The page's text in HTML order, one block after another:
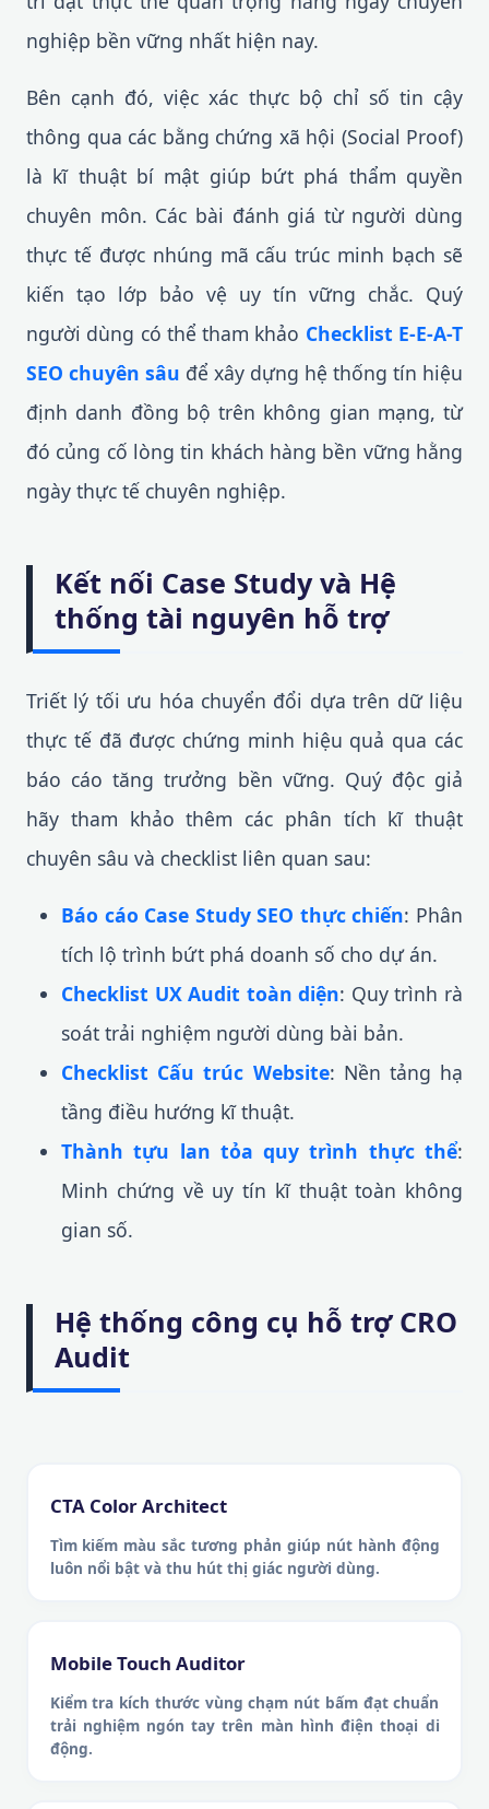
nghiệp bền vững nhất hiện nay.
Bên cạnh đó, việc xác thực bộ chỉ số tin cậy
thông qua các bằng chứng xã hội (Social Proof)
là kĩ thuật bí mật giúp bứt phá thẩm quyền
chuyên môn. Các bài đánh giá từ người dùng
thực tế được nhúng mã cấu trúc minh bạch sẽ
kiến tạo lớp bảo vệ uy tín vững chắc. Quý
người dùng có thể tham khảo Checklist E-E-A-T
SEO chuyên sâu để xây dựng hệ thống tín hiệu
định danh đồng bộ trên không gian mạng, từ
đó củng cố lòng tin khách hàng bền vững hằng
ngày thực tế chuyên nghiệp.
Kết nối Case Study và Hệ
thống tài nguyên hỗ trợ
Triết lý tối ưu hóa chuyển đổi dựa trên dữ liệu
thực tế đã được chứng minh hiệu quả qua các
báo cáo tăng trưởng bền vững. Quý độc giả
hãy tham khảo thêm các phân tích kĩ thuật
chuyên sâu và checklist liên quan sau:
Báo cáo Case Study SEO thực chiến: Phân
tích lộ trình bứt phá doanh số cho dự án.
Checklist UX Audit toàn diện: Quy trình rà
soát trải nghiệm người dùng bài bản.
Checklist Cấu trúc Website: Nền tảng hạ
tầng điều hướng kĩ thuật.
Thành tựu lan tỏa quy trình thực thể:
Minh chứng về uy tín kĩ thuật toàn không
gian số.
Hệ thống công cụ hỗ trợ CRO
Audit
CTA Color Architect
Tìm kiếm màu sắc tương phản giúp nút hành động
luôn nổi bật và thu hút thị giác người dùng.
Mobile Touch Auditor
Kiểm tra kích thước vùng chạm nút bấm đạt chuẩn
trải nghiệm ngón tay trên màn hình điện thoại di
động.